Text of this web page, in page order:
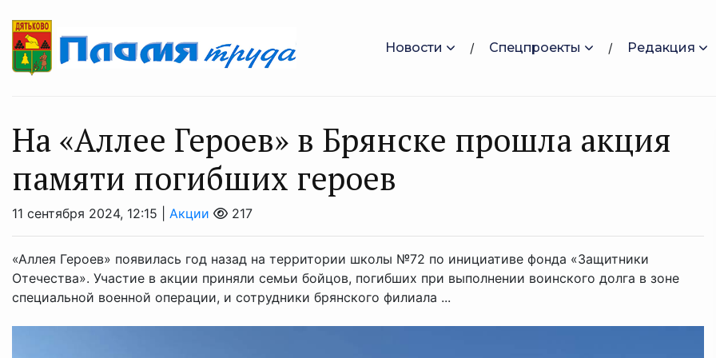
Новости Спецпроекты Редакция
На «Аллее Героев» в Брянске прошла акция
памяти погибших героев
11 сентября 2024, 12:15 | Акции 217
«Аллея Героев» появилась год назад на территории школы №72 по инициативе фонда «Защитники
Отечества». Участие в акции приняли семьи бойцов, погибших при выполнении воинского долга в зоне
специальной военной операции, и сотрудники брянского филиала ...